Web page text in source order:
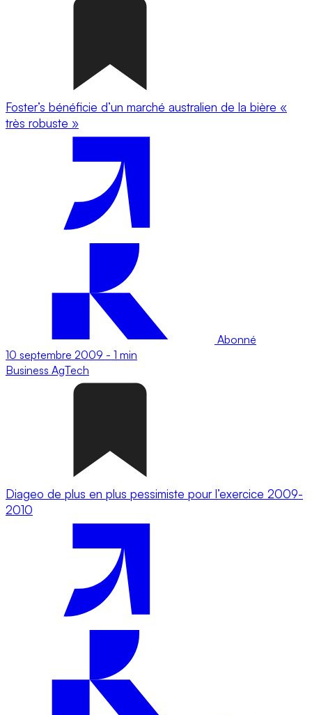
Foster’s bénéficie d’un marché australien de la bière «
très robuste »
Abonné
10 septembre 2009 - 1 min
Business AgTech
Diageo de plus en plus pessimiste pour l’exercice 2009-
2010